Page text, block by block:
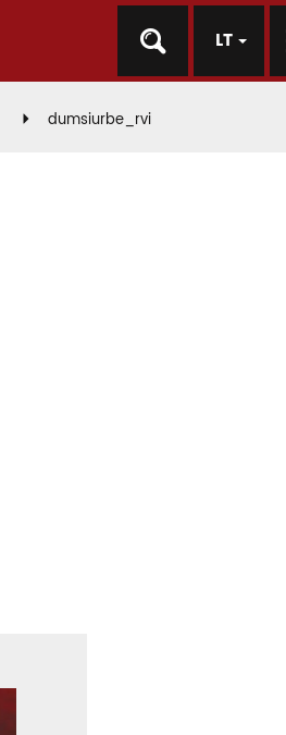
LT
dumsiurbe_rvi